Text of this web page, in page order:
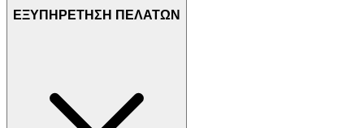
ΕΞΥΠΗΡΕΤΗΣΗ ΠΕΛΑΤΩΝ